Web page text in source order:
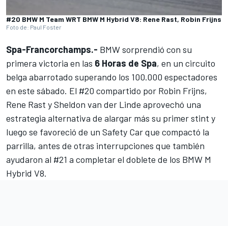
#20 BMW M Team WRT BMW M Hybrid V8: Rene Rast, Robin Frijns
Foto de: Paul Foster
Spa-Francorchamps.- BMW sorprendió con su
primera victoria en las 6 Horas de Spa, en un circuito
belga abarrotado superando los 100.000 espectadores
en este sábado. El #20 compartido por Robin Frijns,
Rene Rast ySheldon van der Linde aprovechó una
estrategia alternativa de alargar más su primer stint y
luego se favoreció de un Safety Car que compactó la
parrilla, antes de otras interrupciones que también
ayudaron al #21 a completar el doblete de los BMW M
Hybrid V8.